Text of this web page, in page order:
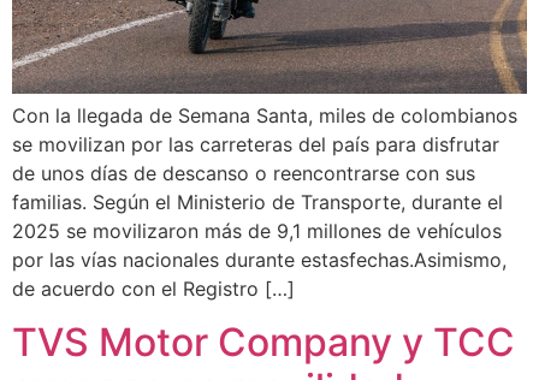
Con la llegada de Semana Santa, miles de colombianos
se movilizan por las carreteras del país para disfrutar
de unos días de descanso o reencontrarse con sus
familias. Según el Ministerio de Transporte, durante el
2025 se movilizaron más de 9,1 millones de vehículos
por las vías nacionales durante estasfechas.Asimismo,
de acuerdo con el Registro […]
TVS Motor Company y TCC